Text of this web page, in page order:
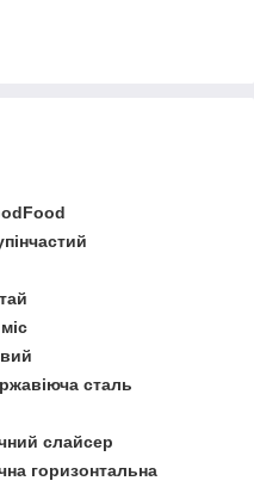
сталь
слайсер
горизонтальна